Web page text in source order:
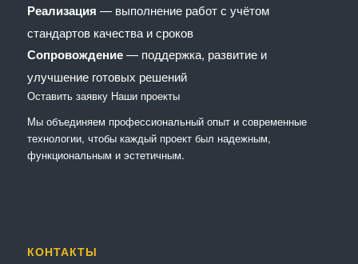
Реализация — выполнение работ с учётом
стандартов качества и сроков
Сопровождение— поддержка, развитие и
улучшение готовых решений
Оставить заявку Наши проекты
Мы объединяем профессиональный опыт и современные
технологии, чтобы каждый проект был надежным,
функциональным и эстетичным.
КОНТАКТЫ